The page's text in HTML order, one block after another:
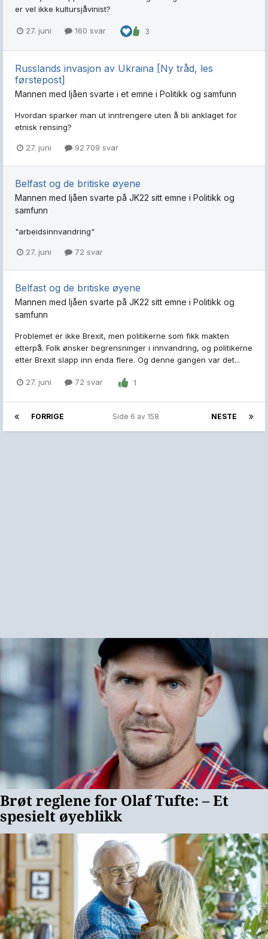
er vel ikke kultursjåvinist?
27. juni 160 svar 3
Russlands invasjon av Ukraina [Ny tråd, les
førstepost]
Mannen med ljåen svarte i et emne i Politikk og samfunn
Hvordan sparker man ut inntrengere uten å bli anklaget for
etnisk rensing?
27. juni 92 709 svar
Belfast og de britiske øyene
Mannen med ljåen svarte på JK22 sitt emne i Politikk og
samfunn
"arbeidsinnvandring"
27. juni 72 svar
Belfast og de britiske øyene
Mannen med ljåen svarte på JK22 sitt emne i Politikk og
samfunn
Problemet er ikke Brexit, men politikerne som fikk makten
etterpå. Folk ønsker begrensninger i innvandring, og politikerne
etter Brexit slapp inn enda flere. Og denne gangen var det...
27. juni 72 svar 1
FORRIGE NESTE
Side 6 av 158